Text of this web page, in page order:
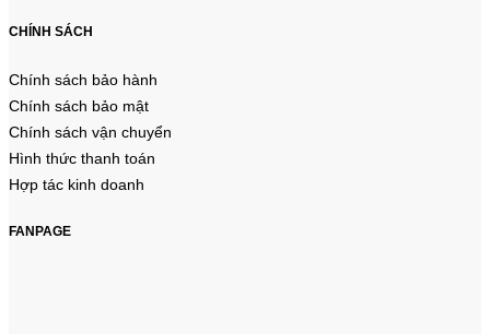
CHÍNH SÁCH
Chính sách bảo hành
Chính sách bảo mật
Chính sách vận chuyển
Hình thức thanh toán
Hợp tác kinh doanh
FANPAGE